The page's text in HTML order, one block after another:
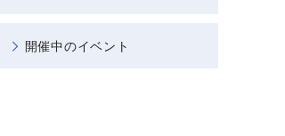
開催中のイベント